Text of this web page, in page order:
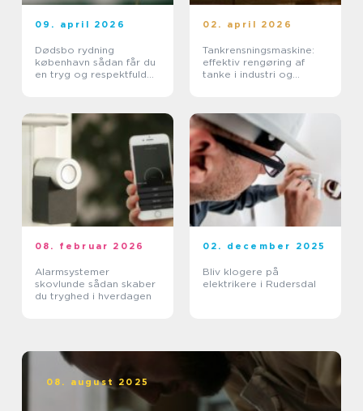
09. april 2026
Dødsbo rydning
københavn sådan får du
en tryg og respektfuld
02. april 2026
Tankrensningsmaskine:
effektiv rengøring af
tanke i industri og
08. februar 2026
Alarmsystemer
skovlunde sådan skaber
du tryghed i hverdagen
02. december 2025
Bliv klogere på
elektrikere i Rudersdal
08. august 2025